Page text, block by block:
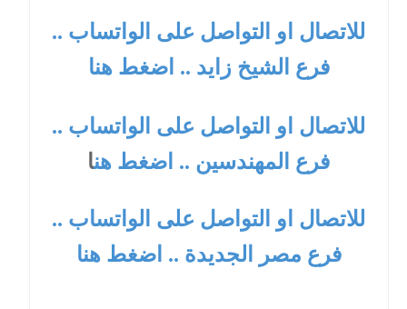
للاتصال او التواصل على الواتساب ..
فرع الشيخ زايد .. اضغط هنا
للاتصال او التواصل على الواتساب ..
فرع المهندسين .. اضغط هنا
للاتصال او التواصل على الواتساب ..
فرع مصر الجديدة .. اضغط هنا